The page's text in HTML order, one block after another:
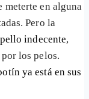
meterte en alguna
Pero la
indecente,
los pelos.
ya está en sus